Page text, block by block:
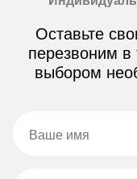
Оставьте
перезвоним
выбором